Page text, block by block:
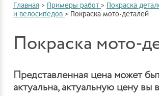
Главная > Примеры работ > Покраска
и велосипедов > Покраска мото-деталей
Покраска мото-
Представленная цена может
актуальна, актуальную цену вы